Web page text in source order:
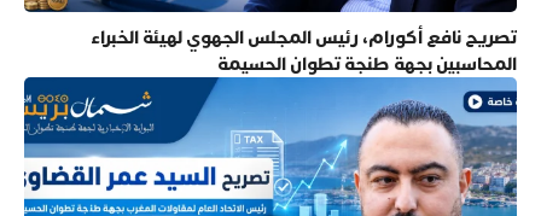
تصريح نافع أكورام، رئيس المجلس الجهوي لهيئة الخبراء
المحاسبين بجهة طنجة تطوان الحسيمة